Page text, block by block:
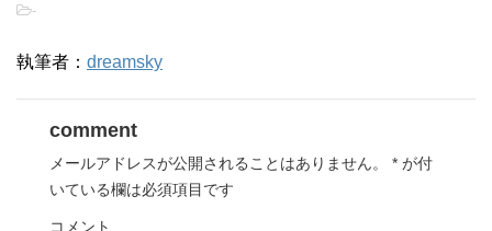
-
執筆者： dreamsky
comment
メールアドレスが公開されることはありません。 * が付
いている欄は必須項目です
コメント